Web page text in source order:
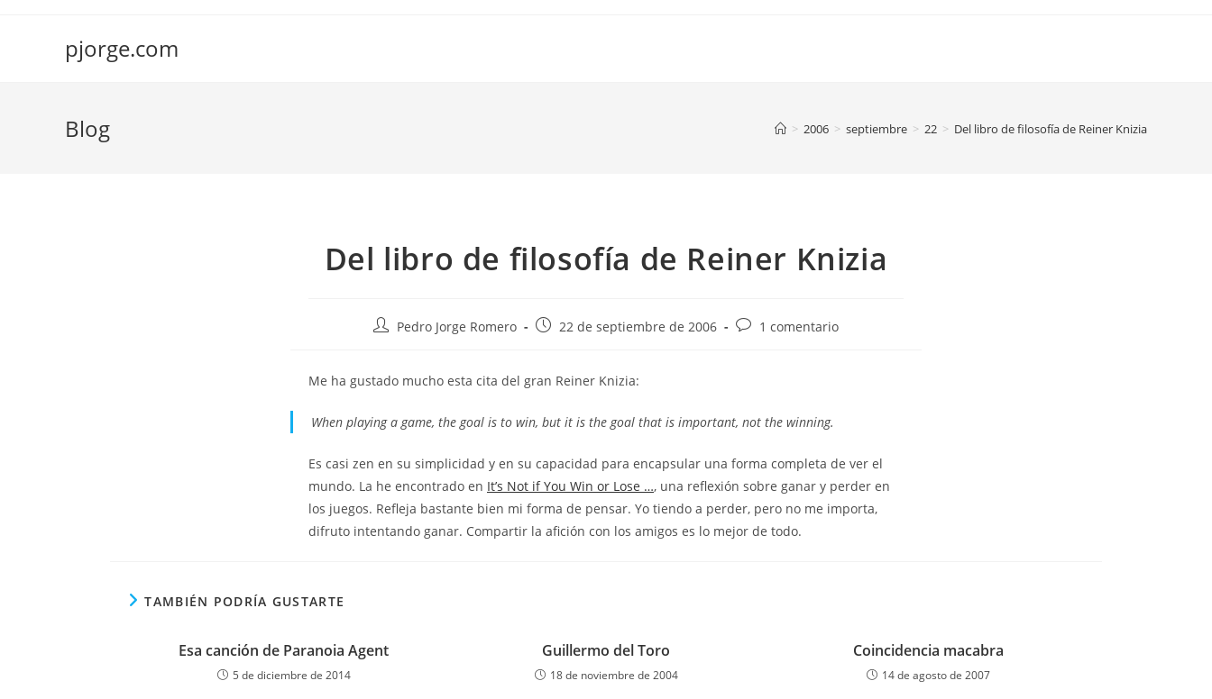
pjorge.com
Blog > 2006 > septiembre > 22 > Del libro de filosofía de Reiner Knizia
Del libro de filosofía de Reiner Knizia
Autor
entrada:
Pedro Jorge Romero
Publicación
entrada:
22 de septiembre de 2006
Comentarios
1 comentario
Me ha gustado mucho esta cita del gran Reiner Knizia:
When playing a game, the goal is to win, but it is the goal that is important, not the winning.
Es casi zen en su simplicidad y en su capacidad para encapsular una forma completa de ver el
mundo. La he encontrado en It’s Not if You Win or Lose …, una reflexión sobre ganar y perder en
los juegos. Refleja bastante bien mi forma de pensar. Yo tiendo a perder, pero no me importa,
difruto intentando ganar. Compartir la afición con los amigos es lo mejor de todo.
TAMBIÉN PODRÍA GUSTARTE
Esa canción de Paranoia Agent
5 de diciembre de 2014
Guillermo del Toro
18 de noviembre de 2004
Coincidencia macabra
14 de agosto de 2007